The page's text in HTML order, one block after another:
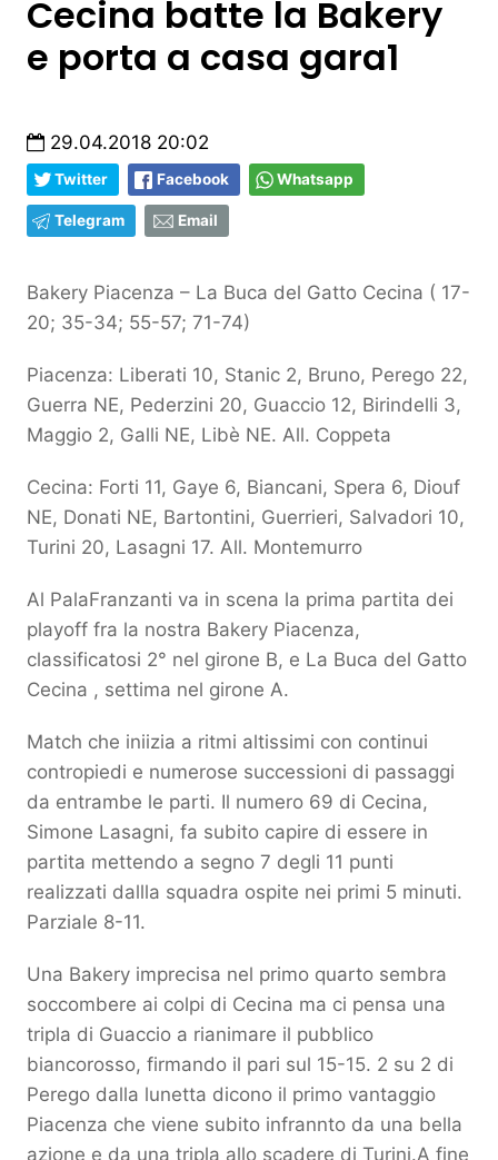
Cecina batte la Bakery
e porta a casa gara1
29.04.2018 20:02
Twitter Facebook Whatsapp
Telegram Email
Bakery Piacenza – La Buca del Gatto Cecina ( 17-
20; 35-34; 55-57; 71-74)
Piacenza: Liberati 10, Stanic 2, Bruno, Perego 22,
Guerra NE, Pederzini 20, Guaccio 12, Birindelli 3,
Maggio 2, Galli NE, Libè NE. All. Coppeta
Cecina: Forti 11, Gaye 6, Biancani, Spera 6, Diouf
NE, Donati NE, Bartontini, Guerrieri, Salvadori 10,
Turini 20, Lasagni 17. All. Montemurro
Al PalaFranzanti va in scena la prima partita dei
playoff fra la nostra Bakery Piacenza,
classificatosi 2° nel girone B, e La Buca del Gatto
Cecina , settima nel girone A.
Match che iniizia a ritmi altissimi con continui
contropiedi e numerose successioni di passaggi
da entrambe le parti. Il numero 69 di Cecina,
Simone Lasagni, fa subito capire di essere in
partita mettendo a segno 7 degli 11 punti
realizzati dallla squadra ospite nei primi 5 minuti.
Parziale 8-11.
Una Bakery imprecisa nel primo quarto sembra
soccombere ai colpi di Cecina ma ci pensa una
tripla di Guaccio a rianimare il pubblico
biancorosso, firmando il pari sul 15-15. 2 su 2 di
Perego dalla lunetta dicono il primo vantaggio
Piacenza che viene subito infrannto da una bella
azione e da una tripla allo scadere di Turini.A fine